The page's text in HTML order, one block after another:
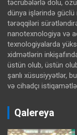
təcrübələrlə dolu,
dünya işlərində
tərəqqiləri
nanotexnologiya və
texnologiyalarda
xidmətlərin
üstün olub, üstün
şanlı xüsusiyyətlər,
və cihadçı
Qalereya